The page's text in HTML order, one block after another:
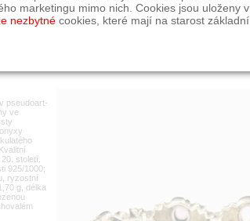
pseudoart-
ve
století.
925/1000;
ryzostní
g, délka
marketingu mimo nich. Cookies jsou
nezbytné cookies, které mají na starost